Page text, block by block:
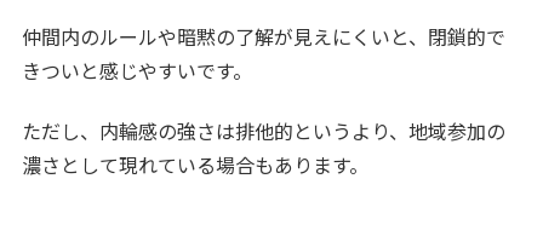
仲間内のルールや暗黙の了解が見えにくいと、閉鎖的で
きついと感じやすいです。
ただし、内輪感の強さは排他的というより、地域参加の
濃さとして現れている場合もあります。